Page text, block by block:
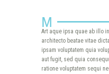
M
Art aque ipsa quae ab illo
architecto beatae vitae
ipsam voluptatem quia
aut fugit, sed quia
ratione voluptatem sequi